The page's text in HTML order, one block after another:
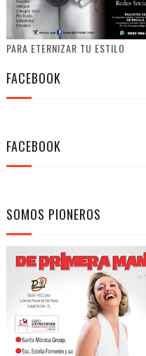
PARA ETERNIZAR TU ESTILO
FACEBOOK
FACEBOOK
SOMOS PIONEROS